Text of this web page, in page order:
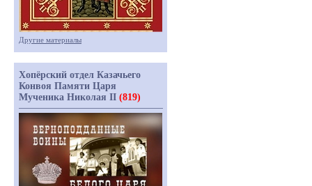
Другие материалы
Хопёрский отдел Казачьего
Конвоя Памяти Царя
Мученика Николая II (819)